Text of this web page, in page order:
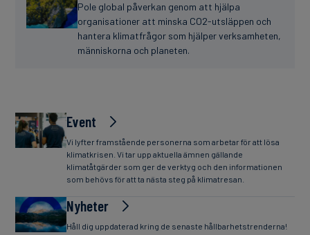
Pole global påverkan genom att hjälpa
organisationer att minska CO2-utsläppen och
hantera klimatfrågor som hjälper verksamheten,
människorna och planeten.
Event
Vi lyfter framstående personerna som arbetar för att lösa
klimatkrisen. Vi tar upp aktuella ämnen gällande
klimatåtgärder som ger de verktyg och den informationen
som behövs för att ta nästa steg på klimatresan.
Nyheter
Håll dig uppdaterad kring de senaste hållbarhetstrenderna!